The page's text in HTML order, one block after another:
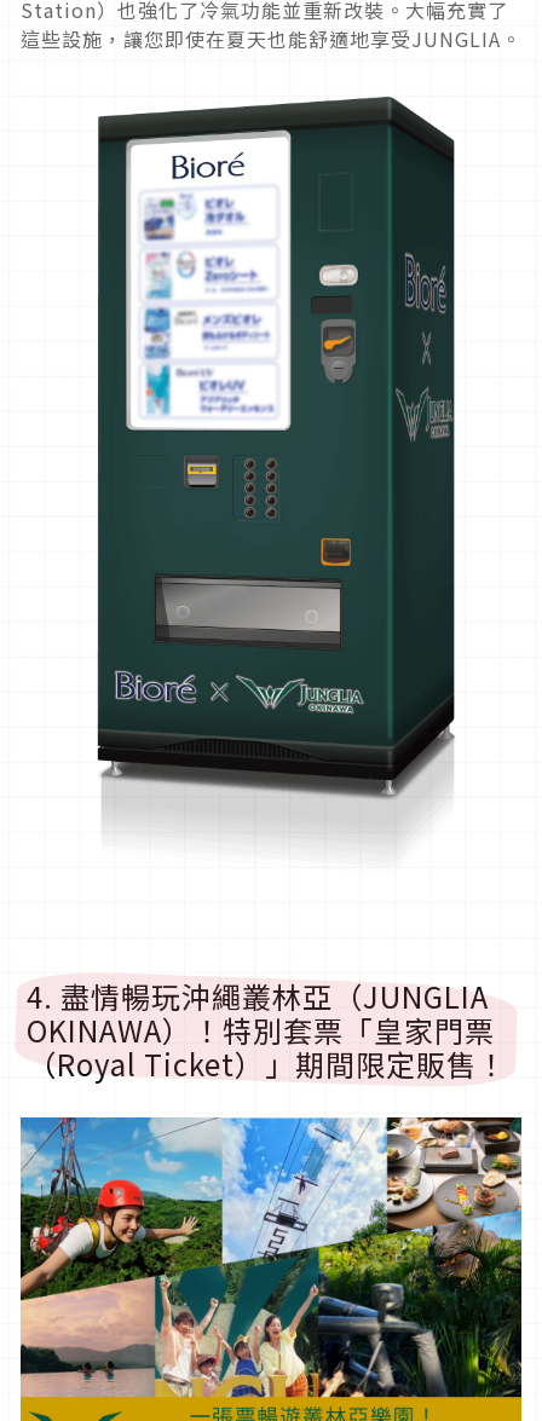
Station）也強化了冷氣功能並重新改裝。大幅充實了
這些設施，讓您即使在夏天也能舒適地享受JUNGLIA。
4. 盡情暢玩沖繩叢林亞（JUNGLIA
OKINAWA）！特別套票「皇家門票
（Royal Ticket）」期間限定販售！